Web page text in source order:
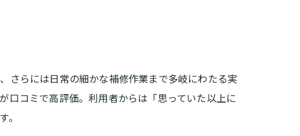
さらには日常の細かな補修作業まで多岐にわたる実
口コミで高評価。利用者からは「思っていた以上に